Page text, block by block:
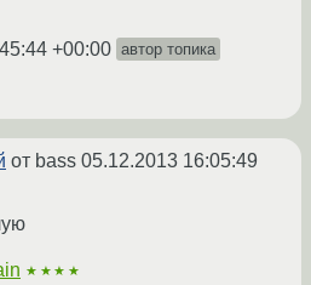
+00:00 автор топика
от bass 05.12.2013 16:05:49
★★★★